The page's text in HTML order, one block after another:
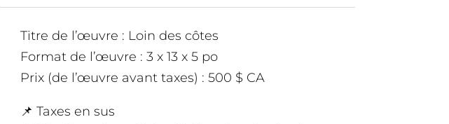
Titre de l’œuvre : Loin des côtes
Format de l’œuvre : 3 x 13 x 5 po
Prix (de l’œuvre avant taxes) : 500 $ CA
📌 Taxes en sus